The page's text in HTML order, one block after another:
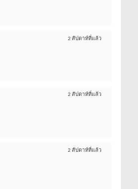
2 สัปดาห์ที่แล้ว
2 สัปดาห์ที่แล้ว
2 สัปดาห์ที่แล้ว